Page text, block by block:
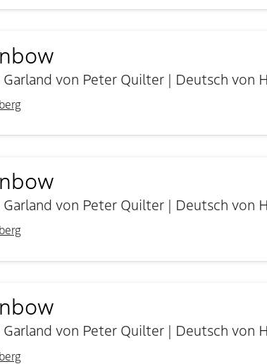
von Peter Quilter | Deutsch von
von Peter Quilter | Deutsch von
von Peter Quilter | Deutsch von